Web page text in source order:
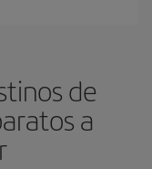
de
a